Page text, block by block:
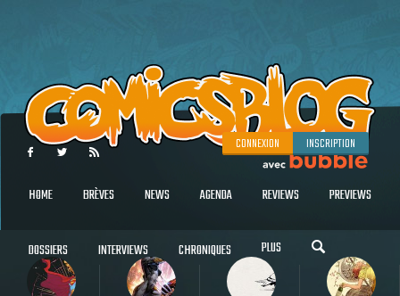
CONNEXION INSCRIPTION
HOME BRÈVES NEWS AGENDA REVIEWS PREVIEWS
DOSSIERS INTERVIEWS CHRONIQUES PLUS